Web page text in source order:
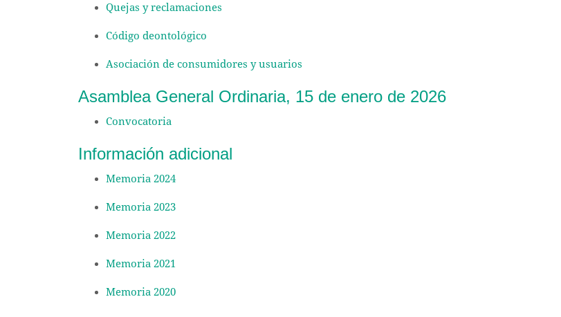
Quejas y reclamaciones
Código deontológico
Asociación de consumidores y usuarios
Asamblea General Ordinaria, 15 de enero de 2026
Convocatoria
Información adicional
Memoria 2024
Memoria 2023
Memoria 2022
Memoria 2021
Memoria 2020